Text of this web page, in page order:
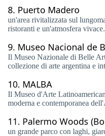
8. Puerto Madero
un'area rivitalizzata sul
ristoranti e un'atmosfera vivace.
9. Museo Nacional de
Il Museo Nazionale di Belle
collezione di arte argentina e
10. MALBA
Il Museo d'Arte
moderna e contemporanea
11. Palermo Woods
un grande parco con laghi,